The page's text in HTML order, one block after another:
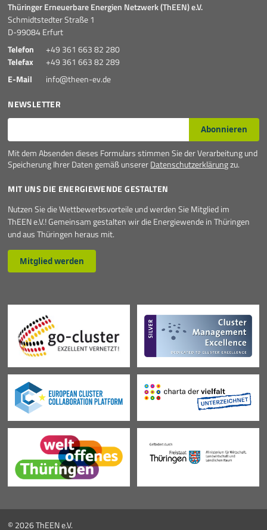
Thüringer Erneuerbare Energien Netzwerk (ThEEN) e.V.
Schmidtstedter Straße 1
D-99084 Erfurt
Telefon
+49 361 663 82 280
Telefax
+49 361 663 82 289
E-Mail
info@theen-ev.de
NEWSLETTER
E-Mail* Abonnieren
Mit dem Absenden dieses Formulars stimmen Sie der Verarbeitung und
Speicherung Ihrer Daten gemäß unsererDatenschutzerklärungzu.
MIT UNS DIE ENERGIEWENDE GESTALTEN
Nutzen Sie die Wettbewerbsvorteile und werden Sie Mitglied im
ThEEN e.V.! Gemeinsam gestalten wir die Energiewende in Thüringen
und aus Thüringen heraus mit.
Mitglied werden
© 2026 ThEEN e.V.